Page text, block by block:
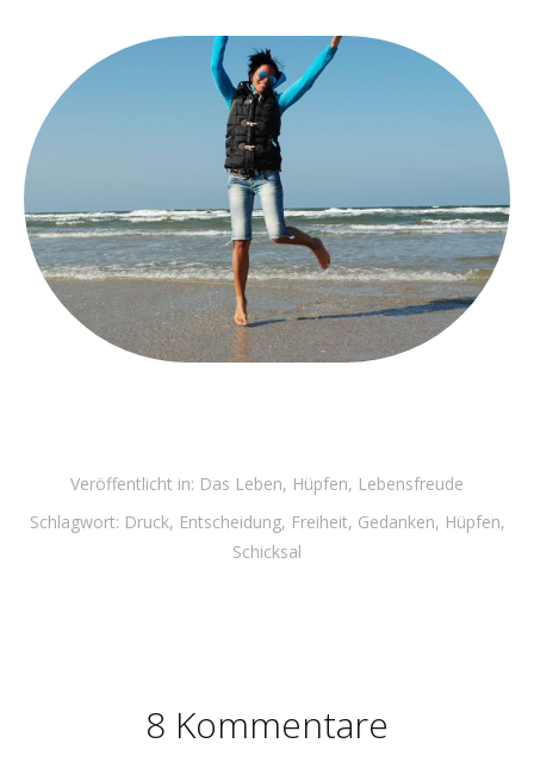
Veröffentlicht in: Das Leben, Hüpfen, Lebensfreude
Schlagwort: Druck, Entscheidung, Freiheit, Gedanken, Hüpfen,
Schicksal
8 Kommentare